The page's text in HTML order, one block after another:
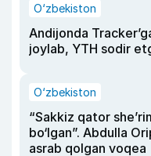
O‘zbekiston
Andijonda
joylab, YTH sodir
O‘zbekiston
“Sakkiz qator
bo‘lgan”. Abdulla
asrab qolgan voqea